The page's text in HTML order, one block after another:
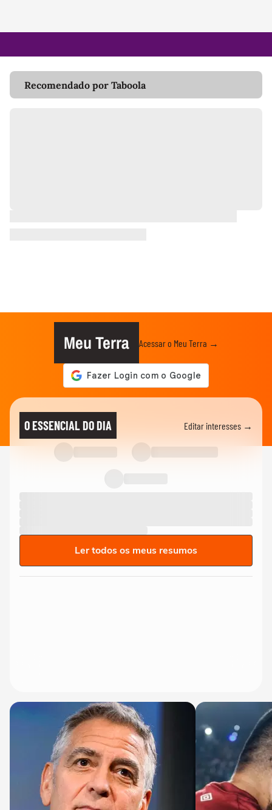
Recomendado por Taboola
Meu Terra Acessar o Meu Terra →
O ESSENCIAL DO DIA Editar interesses →
Ler todos os meus resumos